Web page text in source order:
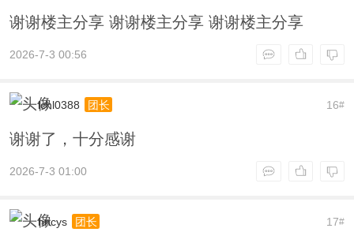
谢谢楼主分享 谢谢楼主分享 谢谢楼主分享
2026-7-3 00:56
16#
lchl0388 团长
谢谢了，十分感谢
2026-7-3 01:00
17#
hncys 团长